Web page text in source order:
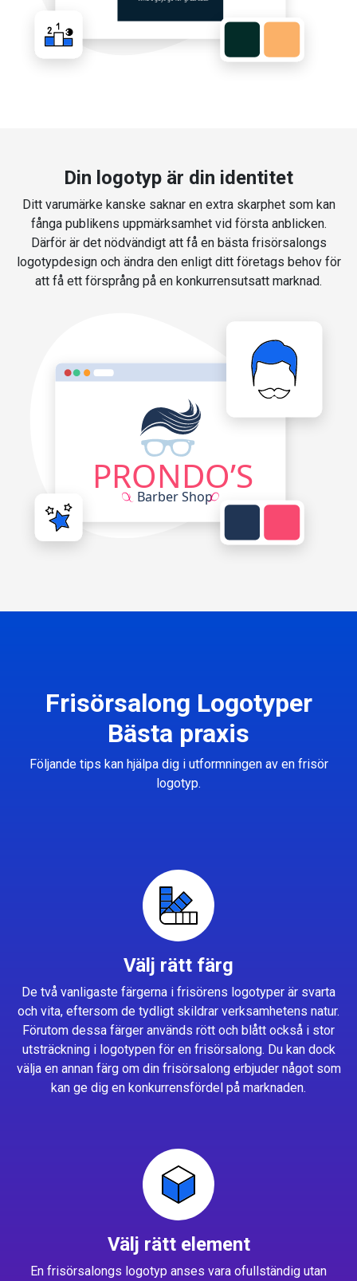
Din logotyp är din identitet
Ditt varumärke kanske saknar en extra skarphet som kan
fånga publikens uppmärksamhet vid första anblicken.
Därför är det nödvändigt att få en bästa frisörsalongs
logotypdesign och ändra den enligt ditt företags behov för
att få ett försprång på en konkurrensutsatt marknad.
Frisörsalong Logotyper
Bästa praxis
Följande tips kan hjälpa dig i utformningen av en frisör
logotyp.
Välj rätt färg
De två vanligaste färgerna i frisörens logotyper är svarta
och vita, eftersom de tydligt skildrar verksamhetens natur.
Förutom dessa färger används rött och blått också i stor
utsträckning i logotypen för en frisörsalong. Du kan dock
välja en annan färg om din frisörsalong erbjuder något som
kan ge dig en konkurrensfördel på marknaden.
Välj rätt element
En frisörsalongs logotyp anses vara ofullständig utan